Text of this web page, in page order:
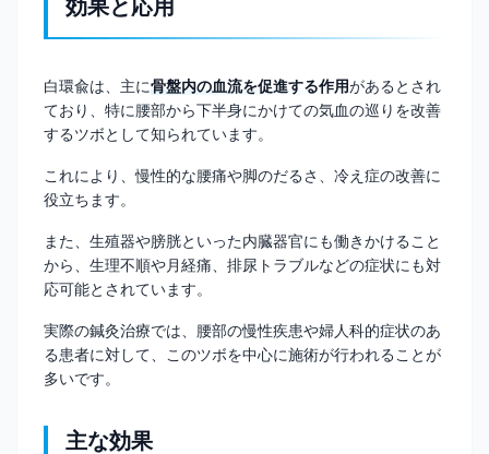
効果と応用
白環兪は、主に骨盤内の血流を促進する作用があるとされ
ており、特に腰部から下半身にかけての気血の巡りを改善
するツボとして知られています。
これにより、慢性的な腰痛や脚のだるさ、冷え症の改善に
役立ちます。
また、生殖器や膀胱といった内臓器官にも働きかけること
から、生理不順や月経痛、排尿トラブルなどの症状にも対
応可能とされています。
実際の鍼灸治療では、腰部の慢性疾患や婦人科的症状のあ
る患者に対して、このツボを中心に施術が行われることが
多いです。
主な効果